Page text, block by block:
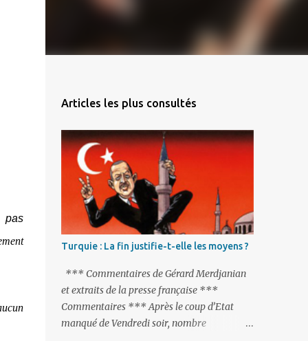
pas
Articles les plus consultés
Turquie : La fin justifie-t-elle les moyens ?
*** Commentaires de Gérard Merdjanian
et extraits de la presse française ***
Commentaires *** Après le coup d’Etat
manqué de Vendredi soir, nombre